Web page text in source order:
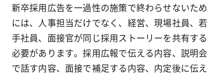
新卒採用広告を一過性の施策で終わらせないため
には、人事担当だけでなく、経営、現場社員、若
手社員、面接官が同じ採用ストーリーを共有する
必要があります。採用広報で伝える内容、説明会
で話す内容、面接で補足する内容、内定後に伝え